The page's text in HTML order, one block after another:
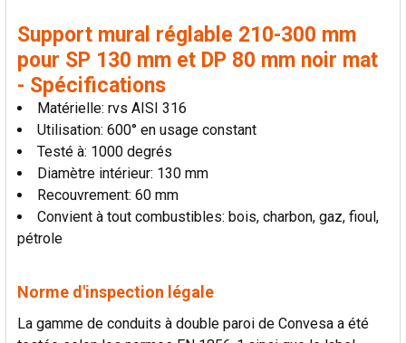
Support mural réglable 210-300 mm
pour SP 130 mm et DP 80 mm noir mat
- Spécifications
Matérielle: rvs AISI 316
Utilisation: 600° en usage constant
Testé à: 1000 degrés
Diamètre intérieur: 130 mm
Recouvrement: 60 mm
Convient à tout combustibles: bois, charbon, gaz, fioul,
pétrole
Norme d'inspection légale
La gamme de conduits à double paroi de Convesa a été